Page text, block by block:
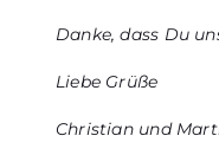
Danke, dass Du
Liebe Grüße
Christian und